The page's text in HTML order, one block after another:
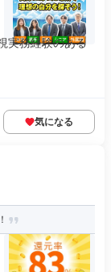
実務経験のある
気になる